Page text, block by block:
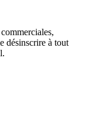
désinscrire à tout